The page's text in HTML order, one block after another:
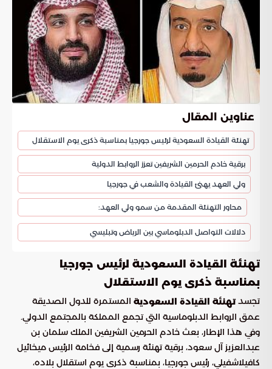
عناوين المقال
تهنئة القيادة السعودية لرئيس جورجيا بمناسبة ذكرى يوم الاستقلال
برقية خادم الحرمين الشريفين تعزز الروابط الدولية
ولي العهد يهنئ القيادة والشعب في جورجيا
محاور التهنئة المقدمة من سمو ولي العهد:
دلالات التواصل الدبلوماسي بين الرياض وتبليسي
تهنئة القيادة السعودية لرئيس جورجيا
بمناسبة ذكرى يوم الاستقلال
تجسدتهنئة القيادة السعودية المستمرة للدول الصديقة
عمق الروابط الدبلوماسية التي تجمع المملكة بالمجتمع الدولي.
وفي هذا الإطار، بعث خادم الحرمين الشريفين الملك سلمان بن
عبدالعزيز آل سعود، برقية تهنئة رسمية إلى فخامة الرئيس ميخائيل
كافيلاشفيلي، رئيس جورجيا، بمناسبة ذكرى يوم استقلال بلاده،